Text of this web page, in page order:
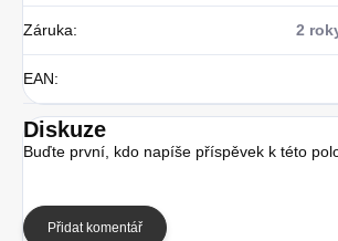
Záruka: 2
EAN:
Diskuze
Buďte první, kdo napíše příspěvek k této
Přidat komentář